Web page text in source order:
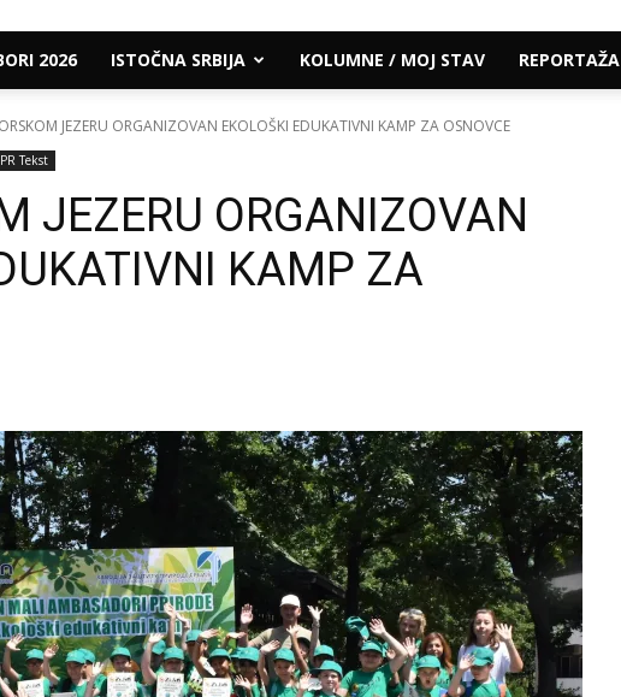
2026 ISTOČNA SRBIJA KOLUMNE / MOJ STAV REPORTAŽA
JEZERU ORGANIZOVAN EKOLOŠKI EDUKATIVNI KAMP ZA OSNOVCE
PR Tekst
JEZERU ORGANIZOVAN
KAMP ZA